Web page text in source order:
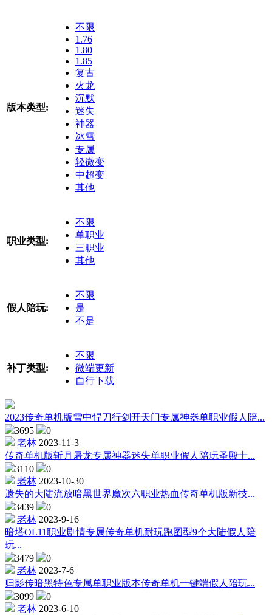
版本类型:
不限
1.76
1.80
1.85
复古
火龙
沉默
迷失
神器
冰雪
专属
轻微变
中超变
其他
职业类型:
不限
单职业
三职业
其他
假人陪玩:
不限
是
不是
补丁类型:
不限
微端更新
自行下载
2023传奇单机版雪中悍刀行剑开天门专属神器单职业假人陪...
3695
0
老林 2023-11-3
传奇单机版斩月屠龙专属神器迷失单职业假人陪玩圣殿十...
3110
0
老林 2023-10-30
遗失的大陆流放暗黑世界魔次六职业热血传奇单机版新技...
3439
0
老林 2023-9-16
暗塔OL11职业剧情专属传奇单机耐玩跑图型9个大陆假人陪
玩...
3479
0
老林 2023-7-6
归影传暗黑特色专属单职业版本传奇单机一键端假人陪玩...
3099
0
老林 2023-6-10